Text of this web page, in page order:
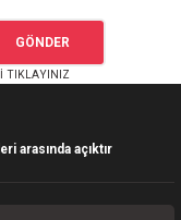
GÖNDER
arasında açıktır